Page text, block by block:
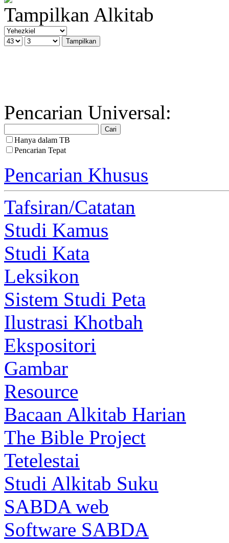
Tampilkan Alkitab
Pencarian Universal:
Hanya dalam TB
Pencarian Tepat
Pencarian Khusus
Tafsiran/Catatan
Studi Kamus
Studi Kata
Leksikon
Sistem Studi Peta
Ilustrasi Khotbah
Ekspositori
Gambar
Resource
Bacaan Alkitab Harian
The Bible Project
Tetelestai
Studi Alkitab Suku
SABDA web
Software SABDA